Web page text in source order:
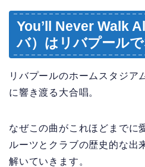
You’ll Never Walk
バ）はリバプール
リバプールのホームスタジア
に響き渡る大合唱。
なぜこの曲がこれほどまでに
ルーツとクラブの歴史的な出
解いていきます。